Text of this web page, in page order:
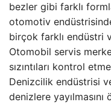
bezler gibi farklı
otomotiv
birçok farklı endüstri
Otomobil servis
sızıntıları kontrol
Denizcilik endüstrisi
denizlere